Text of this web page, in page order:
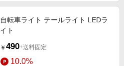
自転車ライト テールライト LEDラ
イト
￥ 490+送料固定
10.0%